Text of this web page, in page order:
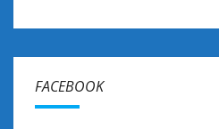
FACEBOOK